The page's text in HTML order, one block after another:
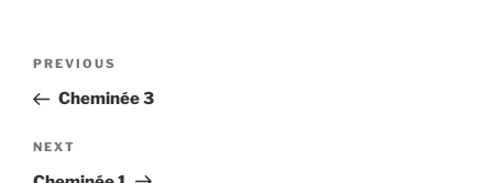
Previous
Post
PREVIOUS
Cheminée 3
Next
Post
NEXT